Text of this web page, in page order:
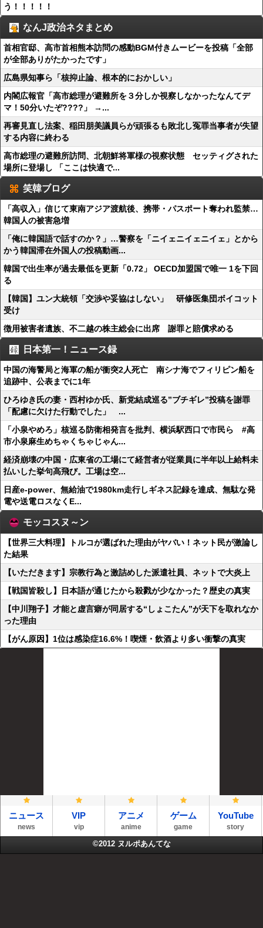
う！！！！！
なんJ政治ネタまとめ
首相官邸、高市首相熊本訪問の感動BGM付きムービーを投稿「全部
が全部ありがたかったです」
広島県知事ら「核抑止論、根本的におかしい」
内閣広報官「高市総理が避難所を３分しか視察しなかったなんてデ
マ！50分いたぞ????」 →...
再審見直し法案、稲田朋美議員らが頑張るも敗北し冤罪当事者が失望
する内容に終わる
高市総理の避難所訪問、北朝鮮将軍様の視察状態 セッティグされた
場所に登場し 「ここは快適で...
笑韓ブログ
「高収入」信じて東南アジア渡航後、携帯・パスポート奪われ監禁…
韓国人の被害急増
「俺に韓国語で話すのか？」…警察を「ニイェニイェニイェ」とから
かう韓国滞在外国人の投稿動画...
韓国で出生率が過去最低を更新「0.72」 OECD加盟国で唯一 1を下回
る
【韓国】ユン大統領「交渉や妥協はしない」 研修医集団ボイコット
受け
徴用被害者遺族、不二越の株主総会に出席 謝罪と賠償求める
日本第一！ニュース録
中国の海警局と海軍の船が衝突2人死亡 南シナ海でフィリピン船を
追跡中、公表までに1年
ひろゆき氏の妻・西村ゆか氏、新党結成巡る”ブチギレ”投稿を謝罪
「配慮に欠けた行動でした」 ...
「小泉やめろ」核巡る防衛相発言を批判、横浜駅西口で市民ら #高
市小泉麻生めちゃくちゃじゃん...
経済崩壊の中国・広東省の工場にて経営者が従業員に半年以上給料未
払いした挙句高飛び。工場は空...
日産e-power、無給油で1980km走行しギネス記録を達成、無駄な発
電や送電ロスなくE...
モッコスヌ～ン
【世界三大料理】トルコが選ばれた理由がヤバい！ネット民が激論し
た結果
【いただきます】宗教行為と激詰めした派遣社員、ネットで大炎上
【戦国皆殺し】日本語が通じたから殺戮が少なかった？歴史の真実
【中川翔子】才能と虚言癖が同居する“しょこたん”が天下を取れなか
った理由
【がん原因】1位は感染症16.6%！喫煙・飲酒より多い衝撃の真実
ニュース
news
VIP
vip
アニメ
anime
ゲーム
game
YouTube
story
©2012 ヌルポあんてな